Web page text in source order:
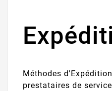
Méthodes
prestataires de